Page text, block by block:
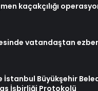
kaçakçılığı
vatandaştan
İstanbul Büyükşehir
İşbirliği Protokolü